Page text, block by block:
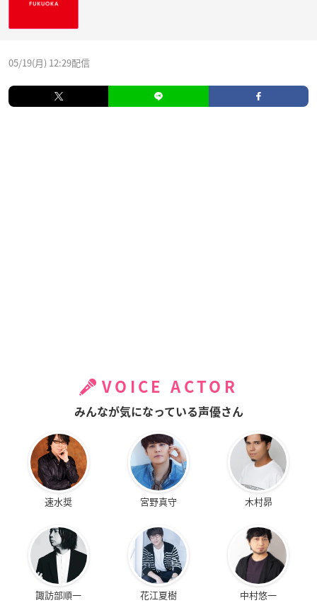
05/19(月) 12:29配信
VOICE ACTOR
みんなが気になっている声優さん
速水奨 宮野真守 木村昴
諏訪部順一 花江夏樹 中村悠一